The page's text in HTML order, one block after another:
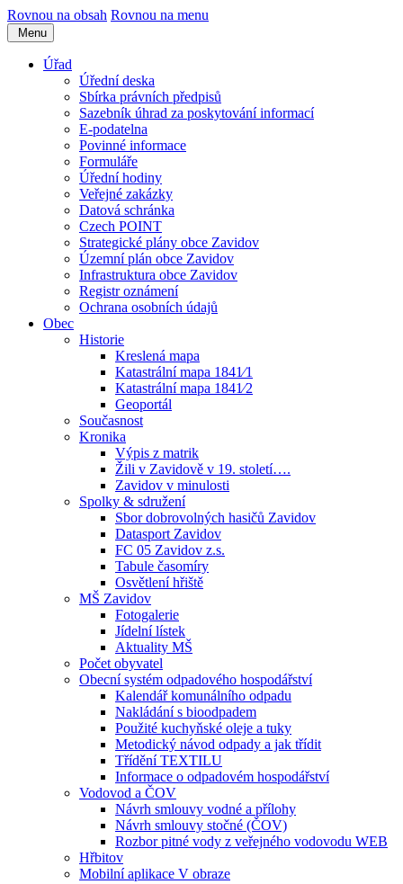
Rovnou na obsah Rovnou na menu
Menu
Úřad
Úřední deska
Sbírka právních předpisů
Sazebník úhrad za poskytování informací
E-podatelna
Povinné informace
Formuláře
Úřední hodiny
Veřejné zakázky
Datová schránka
Czech POINT
Strategické plány obce Zavidov
Územní plán obce Zavidov
Infrastruktura obce Zavidov
Registr oznámení
Ochrana osobních údajů
Obec
Historie
Kreslená mapa
Katastrální mapa 1841⁄1
Katastrální mapa 1841⁄2
Geoportál
Současnost
Kronika
Výpis z matrik
Žili v Zavidově v 19. století….
Zavidov v minulosti
Spolky & sdružení
Sbor dobrovolných hasičů Zavidov
Datasport Zavidov
FC 05 Zavidov z.s.
Tabule časomíry
Osvětlení hřiště
MŠ Zavidov
Fotogalerie
Jídelní lístek
Aktuality MŠ
Počet obyvatel
Obecní systém odpadového hospodářství
Kalendář komunálního odpadu
Nakládání s bioodpadem
Použité kuchyňské oleje a tuky
Metodický návod odpady a jak třídit
Třídění TEXTILU
Informace o odpadovém hospodářství
Vodovod a ČOV
Návrh smlouvy vodné a přílohy
Návrh smlouvy stočné (ČOV)
Rozbor pitné vody z veřejného vodovodu WEB
Hřbitov
Mobilní aplikace V obraze